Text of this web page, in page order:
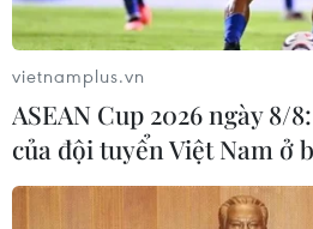
vietnamplus.vn
ASEAN Cup 2026 ngày 8/
của đội tuyển Việt Nam ở